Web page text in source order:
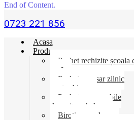
End of Content.
0723 221 856
Acasa
Produse
Pachet rechizite școala
vară
Pachet necesar zilnic
pentru birou
Pachet consumabile
depozit-ambalare
Birotica-produse